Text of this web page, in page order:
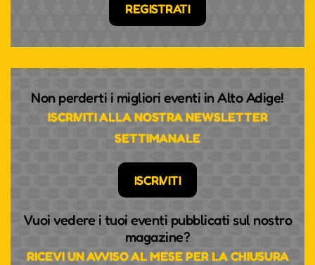
REGISTRATI
Non perderti i migliori eventi in Alto Adige!
ISCRIVITI ALLA NOSTRA NEWSLETTER
SETTIMANALE
ISCRIVITI
Vuoi vedere i tuoi eventi pubblicati sul nostro
magazine?
RICEVI UN AVVISO AL MESE PER LA CHIUSURA